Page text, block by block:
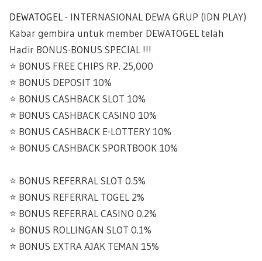
DEWATOGEL- INTERNASIONAL DEWA GRUP (IDN PLAY)
Kabar gembira untuk member DEWATOGEL telah
Hadir BONUS-BONUS SPECIAL !!!
⭐️ BONUS FREE CHIPS RP. 25,000
⭐️ BONUS DEPOSIT 10%
⭐️ BONUS CASHBACK SLOT 10%
⭐️ BONUS CASHBACK CASINO 10%
⭐️ BONUS CASHBACK E-LOTTERY 10%
⭐️ BONUS CASHBACK SPORTBOOK 10%
⭐️ BONUS REFERRAL SLOT 0.5%
⭐️ BONUS REFERRAL TOGEL 2%
⭐️ BONUS REFERRAL CASINO 0.2%
⭐️ BONUS ROLLINGAN SLOT 0.1%
⭐️ BONUS EXTRA AJAK TEMAN 15%